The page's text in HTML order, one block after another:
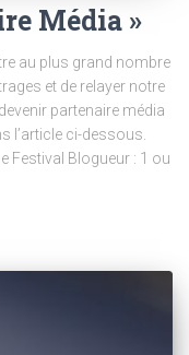
Média »
au plus grand nombre
et de relayer notre
partenaire média
l’article ci-dessous.
Festival Blogueur : 1 ou